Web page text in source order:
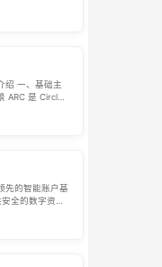
提供的报价可
绍 一、基础主
ARC 是 Circle
向实体金融的
先的智能账户基
全的数字资产
（原Gnosis